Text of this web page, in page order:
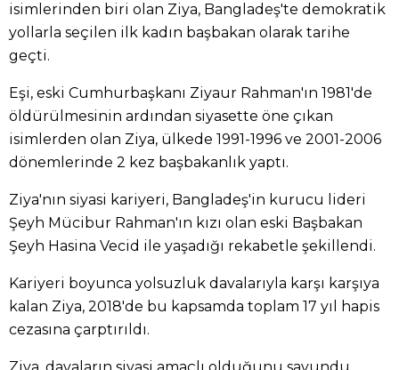
isimlerinden biri olan Ziya, Bangladeş'te demokratik
yollarla seçilen ilk kadın başbakan olarak tarihe
geçti.
Eşi, eski Cumhurbaşkanı Ziyaur Rahman'ın 1981'de
öldürülmesinin ardından siyasette öne çıkan
isimlerden olan Ziya, ülkede 1991-1996 ve 2001-2006
dönemlerinde 2 kez başbakanlık yaptı.
Ziya'nın siyasi kariyeri, Bangladeş'in kurucu lideri
Şeyh Mücibur Rahman'ın kızı olan eski Başbakan
Şeyh Hasina Vecid ile yaşadığı rekabetle şekillendi.
Kariyeri boyunca yolsuzluk davalarıyla karşı karşıya
kalan Ziya, 2018'de bu kapsamda toplam 17 yıl hapis
cezasına çarptırıldı.